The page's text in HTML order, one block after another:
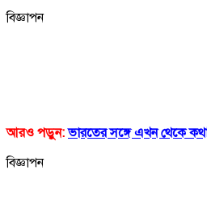
বিজ্ঞাপন
আরও পড়ুন: ভারতের সঙ্গে এখন থেকে
বিজ্ঞাপন